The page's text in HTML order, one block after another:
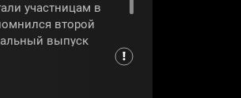
участницам в
второй
выпуск